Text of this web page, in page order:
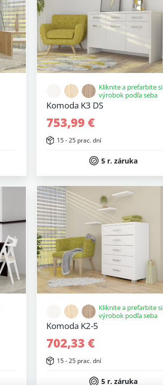
Kliknite a prefarbite si
výrobok podľa seba
Komoda K3 DS
753,99 €
15 - 25 prac. dní
5 r. záruka
Kliknite a prefarbite si
výrobok podľa seba
Komoda K2-5
702,33 €
15 - 25 prac. dní
5 r. záruka